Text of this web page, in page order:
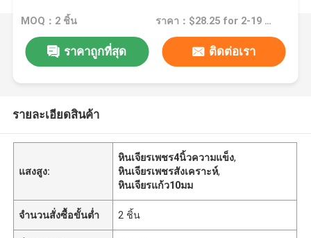
MOQ：2 ชิ้น ราคา：$28.25 for 2-19 pcs , $26.68 for 20-49pcs ,$25.11for>50pcs
ราคาถูกที่สุด ติดต่อเรา
รายละเอียดสินค้า
แสงสูง:
หินเจียรเพชร4นิ้วความแข็ง,
หินเจียรเพชรสังเคราะห์,
หินเจียรแก้ว10มม
จำนวนสั่งซื้อขั้นต่ำ 2 ชิ้น